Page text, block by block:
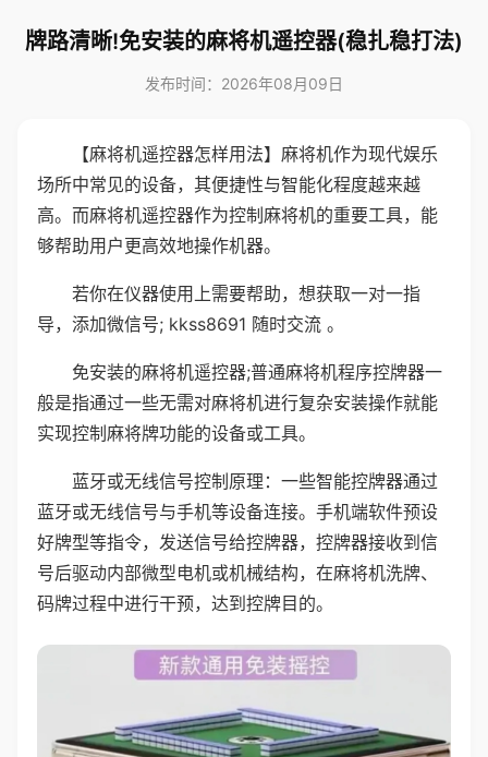
牌路清晰!免安装的麻将机遥控器(稳扎稳打法)
发布时间：2026年08月09日
【麻将机遥控器怎样用法】麻将机作为现代娱乐
场所中常见的设备，其便捷性与智能化程度越来越
高。而麻将机遥控器作为控制麻将机的重要工具，能
够帮助用户更高效地操作机器。
若你在仪器使用上需要帮助，想获取一对一指
导，添加微信号; kkss8691 随时交流 。
免安装的麻将机遥控器;普通麻将机程序控牌器一
般是指通过一些无需对麻将机进行复杂安装操作就能
实现控制麻将牌功能的设备或工具。
蓝牙或无线信号控制原理：一些智能控牌器通过
蓝牙或无线信号与手机等设备连接。手机端软件预设
好牌型等指令，发送信号给控牌器，控牌器接收到信
号后驱动内部微型电机或机械结构，在麻将机洗牌、
码牌过程中进行干预，达到控牌目的。